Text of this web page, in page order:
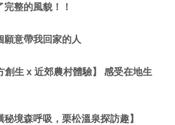
整的風貌！！
願意帶我回家的人
創生 x 近郊農村體驗】 感受在地生
秘境森呼吸，栗松溫泉探訪趣】